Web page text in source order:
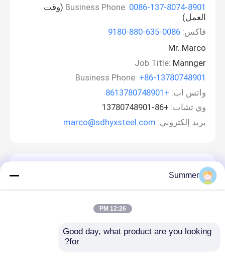
Business Phone: 0086-137-8074-8901
(وقت
العمل)
فاكس: 0086-635-880-9180
Mr. Marco
Job Title: Mannger
Business Phone: +86-13780748901
واتس اب: +8613780748901
وي تشات: +86-13780748901
بريد إلكتروني: marco@sdhyxsteel.com
Summer
12:26 PM
Good day, what product are you looking
for?